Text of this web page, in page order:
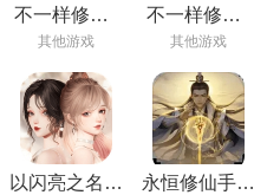
不一样修仙2
安卓免费下载
其他游戏
不一样修仙2
手游下载官方
其他游戏
以闪亮之名官
永恒修仙手游